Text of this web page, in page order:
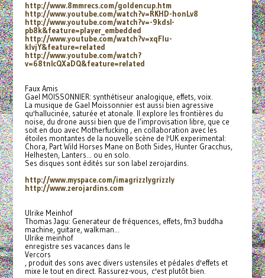
http://www.8mmrecs.com/goldencup.htm
http://www.youtube.com/watch?v=RKHD-honLv8
http://www.youtube.com/watch?v=-9kdsI-
pb8k&feature=player_ embedded
http://www.youtube.com/watch?v=xqFlu-
klvjY&feature=related
http://www.youtube.com/watch?
v=68tnIcQXaDQ&feature=related
Faux Amis
Gael MOISSONNIER: synthétiseur analogique, effets, voix.
La musique de Gael Moissonnier est aussi bien agressive
qu'hallucinée, saturée et atonale. Il explore les frontières du
noise, du drone aussi bien que de l’improvisation libre, que ce
soit en duo avec Motherfucking , en collaboration avec les
étoiles montantes de la nouvelle scène de l'UK experimental:
Chora, Part Wild Horses Mane on Both Sides, Hunter Gracchus,
Helhesten, Lanters... ou en solo.
Ses disques sont édités sur son label zerojardins.
http://www.myspace.com/imagrizzlygrizzly
http://www.zerojardins.com
Ulrike Meinhof
Thomas Jagu: Generateur de fréquences, effets, fm3 buddha
machine, guitare, walkman...
Ulrike meinhof
enregistre ses vacances dans le
Vercors
, produit des sons avec divers ustensiles et pédales d'effets et
mixe le tout en direct. Rassurez-vous, c'est plutôt bien.